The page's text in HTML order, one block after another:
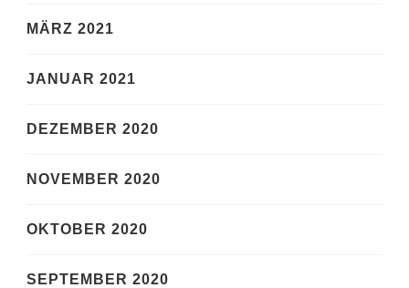
MÄRZ 2021
JANUAR 2021
DEZEMBER 2020
NOVEMBER 2020
OKTOBER 2020
SEPTEMBER 2020